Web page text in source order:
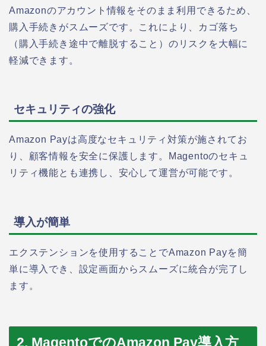
Amazonのアカウント情報をそのまま利用できるため、
購入手続きがスムーズです。これにより、カゴ落ち
（購入手続き途中で離脱すること）のリスクを大幅に
軽減できます。
セキュリティの強化
Amazon Payは高度なセキュリティ対策が施されてお
り、顧客情報を安全に保護します。Magentoのセキュ
リティ機能とも連携し、安心して運営が可能です。
導入が簡単
エクステンションを使用することでAmazon Payを簡
単に導入でき、設定画面からスムーズに統合が完了し
ます。
2. MagentoでのAmazon Pay導入方